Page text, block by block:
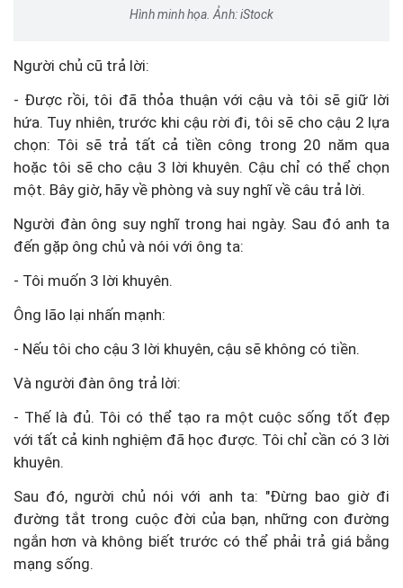
Hình minh họa. Ảnh: iStock
Người chủ cũ trả lời:
- Được rồi, tôi đã thỏa thuận với cậu và tôi sẽ giữ lời
hứa. Tuy nhiên, trước khi cậu rời đi, tôi sẽ cho cậu 2 lựa
chọn: Tôi sẽ trả tất cả tiền công trong 20 năm qua
hoặc tôi sẽ cho cậu 3 lời khuyên. Cậu chỉ có thể chọn
một. Bây giờ, hãy về phòng và suy nghĩ về câu trả lời.
Người đàn ông suy nghĩ trong hai ngày. Sau đó anh ta
đến gặp ông chủ và nói với ông ta:
- Tôi muốn 3 lời khuyên.
Ông lão lại nhấn mạnh:
- Nếu tôi cho cậu 3 lời khuyên, cậu sẽ không có tiền.
Và người đàn ông trả lời:
- Thế là đủ. Tôi có thể tạo ra một cuộc sống tốt đẹp
với tất cả kinh nghiệm đã học được. Tôi chỉ cần có 3 lời
khuyên.
Sau đó, người chủ nói với anh ta: "Đừng bao giờ đi
đường tắt trong cuộc đời của bạn, những con đường
ngắn hơn và không biết trước có thể phải trả giá bằng
mạng sống.